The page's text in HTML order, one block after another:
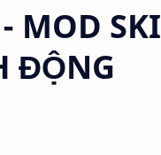
MOD
ĐỘNG